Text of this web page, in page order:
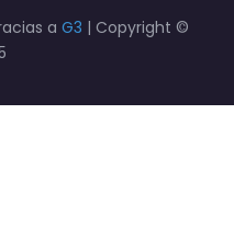
a G3 | Copyright ©